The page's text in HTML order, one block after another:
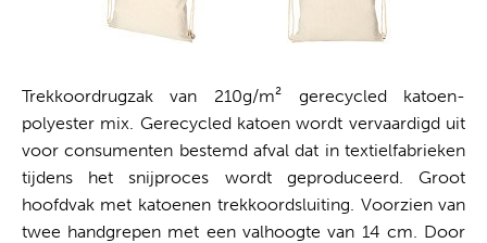
Trekkoordrugzak van 210g/m² gerecycled katoen-
polyester mix. Gerecycled katoen wordt vervaardigd uit
voor consumenten bestemd afval dat in textielfabrieken
tijdens het snijproces wordt geproduceerd. Groot
hoofdvak met katoenen trekkoordsluiting. Voorzien van
twee handgrepen met een valhoogte van 14 cm. Door